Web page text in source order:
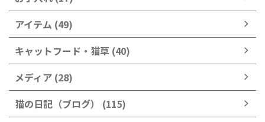
アイテム (49)
キャットフード・猫草 (40)
メディア (28)
猫の日記（ブログ） (115)